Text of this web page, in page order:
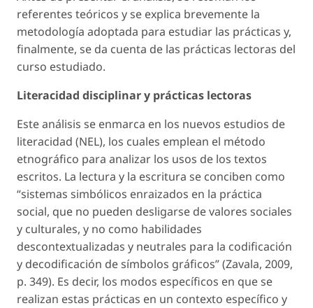
referentes teóricos y se explica brevemente la
metodología adoptada para estudiar las prácticas y,
finalmente, se da cuenta de las prácticas lectoras del
curso estudiado.
Literacidad disciplinar y prácticas lectoras
Este análisis se enmarca en los nuevos estudios de
literacidad (NEL), los cuales emplean el método
etnográfico para analizar los usos de los textos
escritos. La lectura y la escritura se conciben como
“sistemas simbólicos enraizados en la práctica
social, que no pueden desligarse de valores sociales
y culturales, y no como habilidades
descontextualizadas y neutrales para la codificación
y decodificación de símbolos gráficos” (Zavala, 2009,
p. 349). Es decir, los modos específicos en que se
realizan estas prácticas en un contexto específico y